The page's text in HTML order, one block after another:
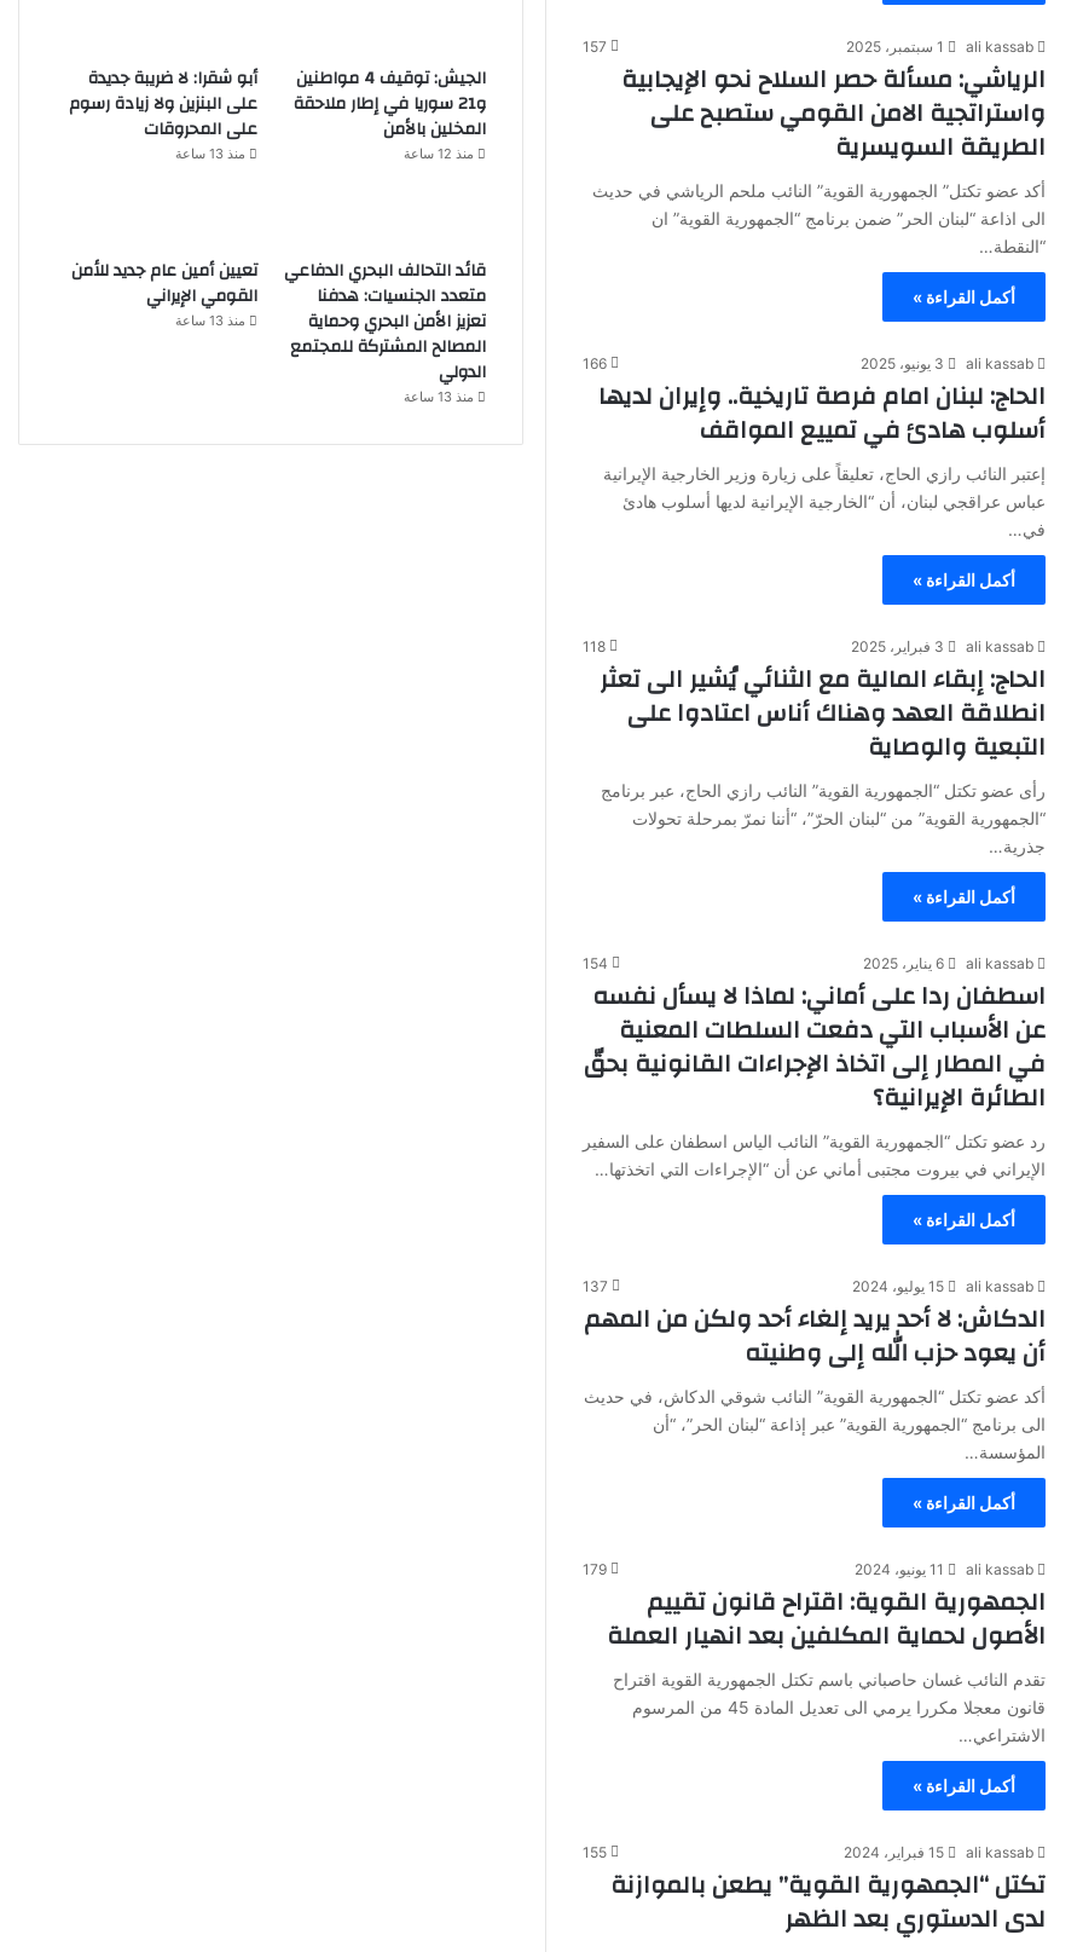
ali kassab 1 سبتمبر، 2025 157
الرياشي: مسألة حصر السلاح نحو الإيجابية
واستراتجية الامن القومي ستصبح على
الطريقة السويسرية
أكد عضو تكتل” الجمهورية القوية” النائب ملحم الرياشي في حديث
الى اذاعة “لبنان الحر” ضمن برنامج “الجمهورية القوية” ان
“النقطة…
أكمل القراءة »
ali kassab 3 يونيو، 2025 166
الحاج: لبنان امام فرصة تاريخية.. وإيران لديها
أسلوب هادئ في تمييع المواقف
إعتبر النائب رازي الحاج، تعليقاً على زيارة وزير الخارجية الإيرانية
عباس عراقجي لبنان، أن “الخارجية الإيرانية لديها أسلوب هادئ
في…
أكمل القراءة »
ali kassab 3 فبراير، 2025 118
الحاج: إبقاء المالية مع الثنائي يُشير الى تعثر
انطلاقة العهد وهناك أناس اعتادوا على
التبعية والوصاية
رأى عضو تكتل “الجمهورية القوية” النائب رازي الحاج، عبر برنامج
“الجمهورية القوية” من “لبنان الحرّ”، “أننا نمرّ بمرحلة تحولات
جذرية…
أكمل القراءة »
ali kassab 6 يناير، 2025 154
اسطفان ردا على أماني: لماذا لا يسأل نفسه
عن الأسباب التي دفعت السلطات المعنية
في المطار إلى اتخاذ الإجراءات القانونية بحقّ
الطائرة الإيرانية؟
رد عضو تكتل “الجمهورية القوية” النائب الياس اسطفان على السفير
الإيراني في بيروت مجتبى أماني عن أن “الإجراءات التي اتخذتها…
أكمل القراءة »
ali kassab 15 يوليو، 2024 137
الدكاش: لا أحد يريد إلغاء أحد ولكن من المهم
أن يعود حزب الله إلى وطنيته
أكد عضو تكتل “الجمهورية القوية” النائب شوقي الدكاش، في حديث
الى برنامج “الجمهورية القوية” عبر إذاعة “لبنان الحر”، “أن
المؤسسة…
أكمل القراءة »
ali kassab 11 يونيو، 2024 179
الجمهورية القوية: اقتراح قانون تقييم
الأصول لحماية المكلفين بعد انهيار العملة
تقدم النائب غسان حاصباني باسم تكتل الجمهورية القوية اقتراح
قانون معجلا مكررا يرمي الى تعديل المادة 45 من المرسوم
الاشتراعي…
أكمل القراءة »
ali kassab 15 فبراير، 2024 155
تكتل “الجمهورية القوية” يطعن بالموازنة
لدى الدستوري بعد الظهر
الجيش: توقيف 4 مواطنين
و21 سوريا في إطار ملاحقة
المخلين بالأمن
منذ 12 ساعة
أبو شقرا: لا ضريبة جديدة
على البنزين ولا زيادة رسوم
على المحروقات
منذ 13 ساعة
قائد التحالف البحري الدفاعي
متعدد الجنسيات: هدفنا
تعزيز الأمن البحري وحماية
المصالح المشتركة للمجتمع
الدولي
منذ 13 ساعة
تعيين أمين عام جديد للأمن
القومي الإيراني
منذ 13 ساعة